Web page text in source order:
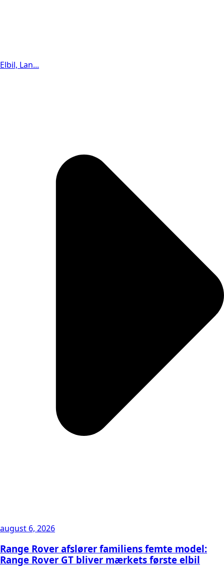
Elbil, Lan...
august 6, 2026
Range Rover afslører familiens femte model:
Range Rover GT bliver mærkets første elbil